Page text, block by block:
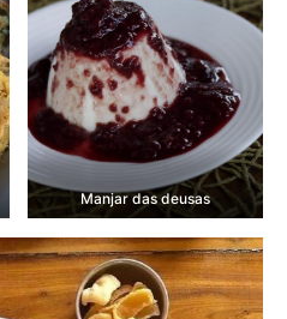
Manjar das deusas